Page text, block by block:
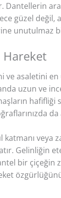
değil,
unutulmaz
Hareket
asaletini
uzun ve
hafifliği
katmanı
Gelinliğin
bir çiçeğin